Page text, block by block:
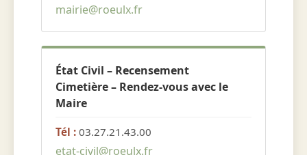
mairie@roeulx.fr
État Civil – Recensement
Cimetière – Rendez-vous avec le
Maire
Tél : 03.27.21.43.00
etat-civil@roeulx.fr